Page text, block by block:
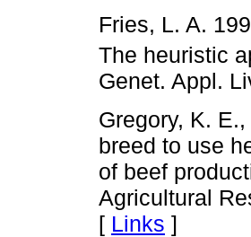
Fries, L. A.
The heuristic
Genet. Appl.
Gregory, K.
breed to use
of beef
Agricultural
[ Links ]